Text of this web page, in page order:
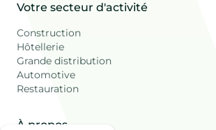
Votre secteur d'activité
Construction
Hôtellerie
Grande distribution
Automotive
Restauration
À propos